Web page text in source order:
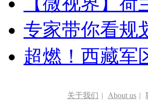
专家带你看规
超燃！西藏军
关于我们 | About us |